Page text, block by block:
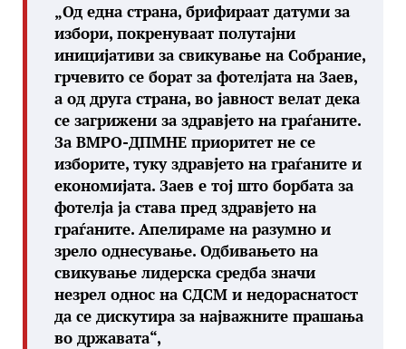
„Од една страна, брифираат датуми за
избори, покренуваат полутајни
иницијативи за свикување на Собрание,
грчевито се борат за фотелјата на Заев,
а од друга страна, во јавност велат дека
се загрижени за здравјето на граѓаните.
За ВМРО-ДПМНЕ приоритет не се
изборите, туку здравјето на граѓаните и
економијата. Заев е тој што борбата за
фотелја ја става пред здравјето на
граѓаните. Апелираме на разумно и
зрело однесување. Одбивањето на
свикување лидерска средба значи
незрел однос на СДСМ и недораснатост
да се дискутира за најважните прашања
во државата“,